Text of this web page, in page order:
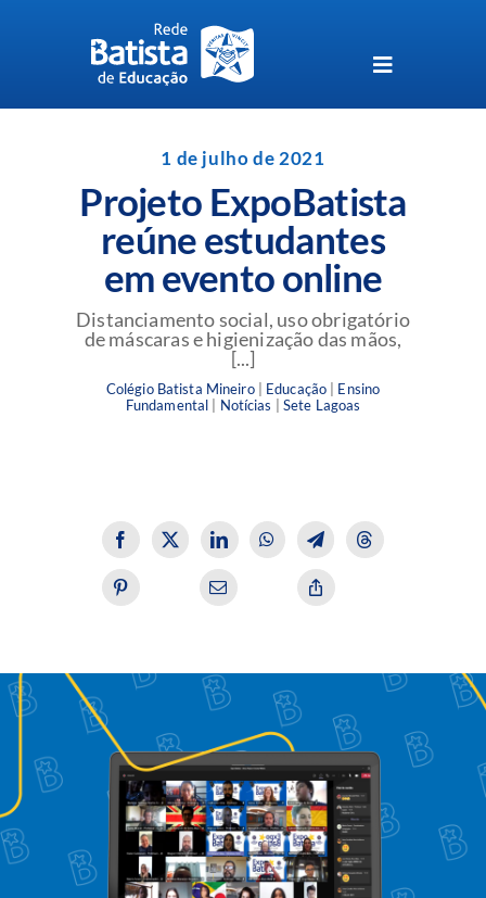
Toggle
Navigation
Perguntas Frequentes
Blog da Rede Batista
1 de julho de 2021
Projeto ExpoBatista
reúne estudantes
em evento online
Distanciamento social, uso obrigatório
de máscaras e higienização das mãos,
[...]
Colégio Batista Mineiro| Educação
Ensino
Fundamental
Notícias Sete Lagoas